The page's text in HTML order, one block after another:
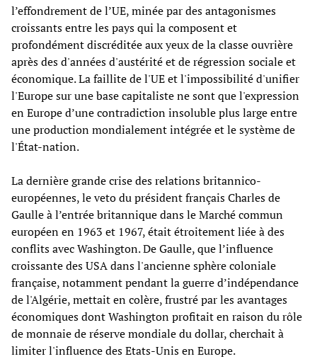
l’effondrement de l’UE, minée par des antagonismes
croissants entre les pays qui la composent et
profondément discréditée aux yeux de la classe ouvrière
après des d'années d'austérité et de régression sociale et
économique. La faillite de l'UE et l'impossibilité d'unifier
l'Europe sur une base capitaliste ne sont que l'expression
en Europe d’une contradiction insoluble plus large entre
une production mondialement intégrée et le système de
l'État-nation.
La dernière grande crise des relations britannico-
européennes, le veto du président français Charles de
Gaulle à l’entrée britannique dans le Marché commun
européen en 1963 et 1967, était étroitement liée à des
conflits avec Washington. De Gaulle, que l’influence
croissante des USA dans l'ancienne sphère coloniale
française, notamment pendant la guerre d’indépendance
de l'Algérie, mettait en colère, frustré par les avantages
économiques dont Washington profitait en raison du rôle
de monnaie de réserve mondiale du dollar, cherchait à
limiter l'influence des Etats-Unis en Europe.